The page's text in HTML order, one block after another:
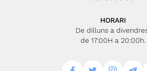
HORARI
De dilluns a
de 17:00H a 20:00h.